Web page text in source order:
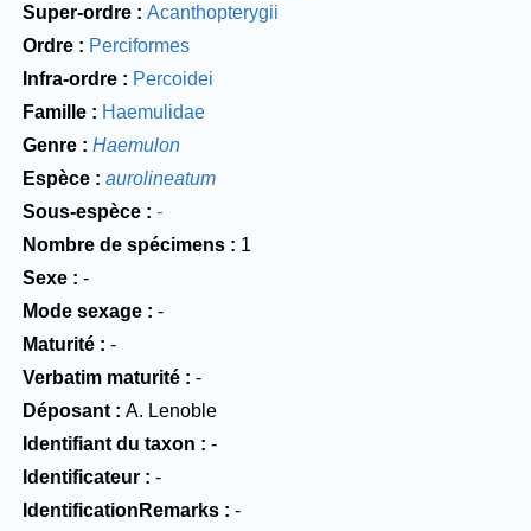
Super-ordre
Acanthopterygii
Ordre
Perciformes
Infra-ordre
Percoidei
Famille
Haemulidae
Genre
Haemulon
Espèce
aurolineatum
Sous-espèce
-
Nombre de spécimens
1
Sexe
-
Mode sexage
-
Maturité
-
Verbatim maturité
-
Déposant
A. Lenoble
Identifiant du taxon
-
Identificateur
-
IdentificationRemarks
-